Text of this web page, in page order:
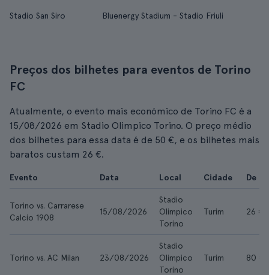
Stadio San Siro Bluenergy Stadium - Stadio Friuli
Preços dos bilhetes para eventos de Torino
FC
Atualmente, o evento mais económico de Torino FC é a
15/08/2026 em Stadio Olimpico Torino. O preço médio
dos bilhetes para essa data é de 50 €, e os bilhetes mais
baratos custam 26 €.
Evento Data Local Cidade De
Torino vs. Carrarese
Calcio 1908
15/08/2026
Stadio
Olimpico
Torino
Turim 26 €
Torino vs. AC Milan 23/08/2026
Stadio
Olimpico
Torino
Turim 80 €